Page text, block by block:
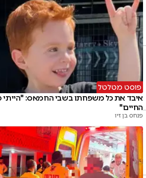
פוסט מטלטל
איבד את כל משפחתו בשבי החמאס: "הייתי
החיים"
פנחס בן זיו